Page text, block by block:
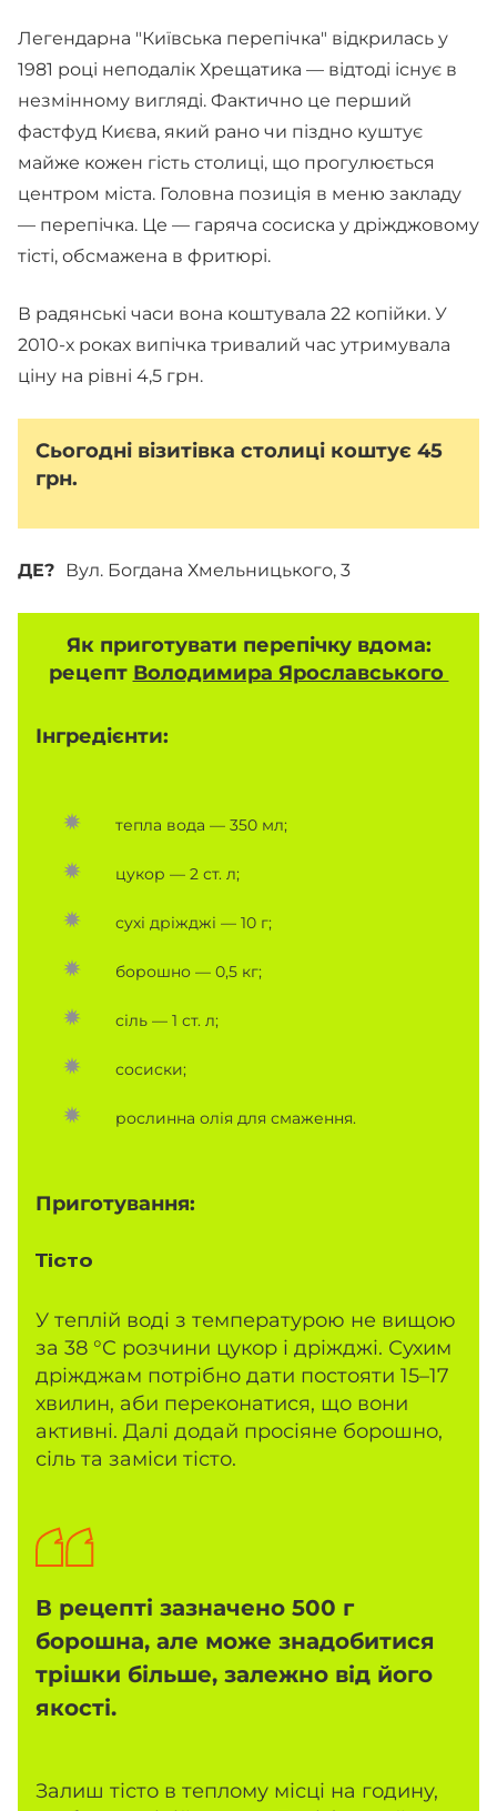
Легендарна "Київська перепічка" відкрилась у
1981 році неподалік Хрещатика — відтоді існує в
незмінному вигляді. Фактично це перший
фастфуд Києва, який рано чи піздно куштує
майже кожен гість столиці, що прогулюється
центром міста. Головна позиція в меню закладу
— перепічка. Це — гаряча сосиска у дріжджовому
тісті, обсмажена в фритюрі.
В радянські часи вона коштувала 22 копійки. У
2010-х роках випічка тривалий час утримувала
ціну на рівні 4,5 грн.
Сьогодні візитівка столиці коштує 45
грн.
ДЕ? Вул. Богдана Хмельницького, 3
Як приготувати перепічку вдома:
рецепт Володимира Ярославського
Інгредієнти:
тепла вода — 350 мл;
цукор — 2 ст. л;
сухі дріжджі — 10 г;
борошно — 0,5 кг;
сіль — 1 ст. л;
сосиски;
рослинна олія для смаження.
Приготування:
Тісто
У теплій воді з температурою не вищою
за 38 °C розчини цукор і дріжджі. Сухим
дріжджам потрібно дати постояти 15–17
хвилин, аби переконатися, що вони
активні. Далі додай просіяне борошно,
сіль та заміси тісто.
В рецепті зазначено 500 г
борошна, але може знадобитися
трішки більше, залежно від його
якості.
Залиш тісто в теплому місці на годину,